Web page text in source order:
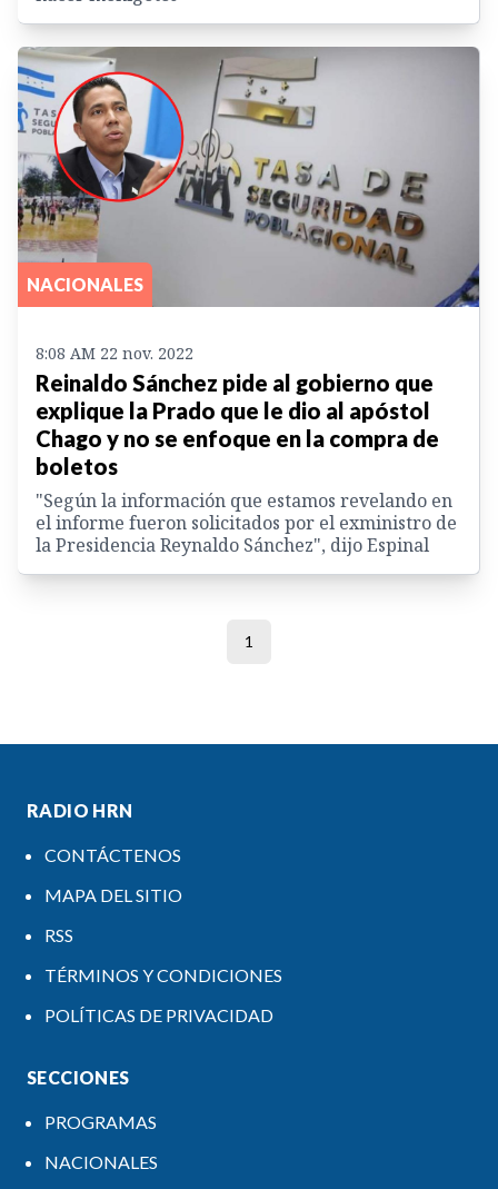
NACIONALES
8:08 AM 22 nov. 2022
Reinaldo Sánchez pide al gobierno que
explique la Prado que le dio al apóstol
Chago y no se enfoque en la compra de
boletos
"Según la información que estamos revelando en
el informe fueron solicitados por el exministro de
la Presidencia Reynaldo Sánchez", dijo Espinal
1
RADIO HRN
CONTÁCTENOS
MAPA DEL SITIO
RSS
TÉRMINOS Y CONDICIONES
POLÍTICAS DE PRIVACIDAD
SECCIONES
PROGRAMAS
NACIONALES